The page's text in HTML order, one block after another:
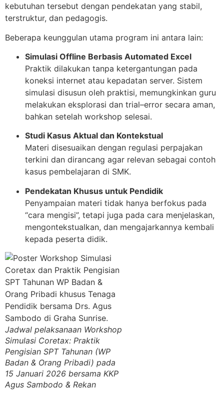
kebutuhan tersebut dengan pendekatan yang stabil,
terstruktur, dan pedagogis.
Beberapa keunggulan utama program ini antara lain:
Simulasi Offline Berbasis Automated Excel
Praktik dilakukan tanpa ketergantungan pada
koneksi internet atau kepadatan server. Sistem
simulasi disusun oleh praktisi, memungkinkan guru
melakukan eksplorasi dan trial–error secara aman,
bahkan setelah workshop selesai.
Studi Kasus Aktual dan Kontekstual
Materi disesuaikan dengan regulasi perpajakan
terkini dan dirancang agar relevan sebagai contoh
kasus pembelajaran di SMK.
Pendekatan Khusus untuk Pendidik
Penyampaian materi tidak hanya berfokus pada
“cara mengisi”, tetapi juga pada cara menjelaskan,
mengontekstualkan, dan mengajarkannya kembali
kepada peserta didik.
Jadwal pelaksanaan Workshop
Simulasi Coretax: Praktik
Pengisian SPT Tahunan (WP
Badan & Orang Pribadi) pada
15 Januari 2026 bersama KKP
Agus Sambodo & Rekan